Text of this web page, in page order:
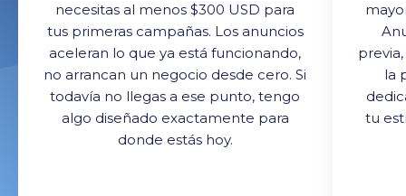
necesitas al menos $300 USD para
tus primeras campañas. Los anuncios
aceleran lo que ya está funcionando,
no arrancan un negocio desde cero. Si
todavía no llegas a ese punto, tengo
algo diseñado exactamente para
donde estás hoy.
la
tu